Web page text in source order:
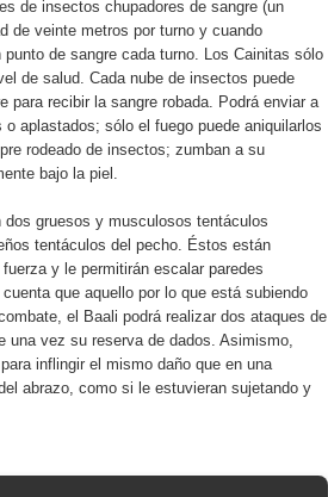
de insectos chupadores de sangre (un
de veinte metros por turno y cuando
de sangre cada turno. Los Cainitas sólo
de salud. Cada nube de insectos puede
para recibir la sangre robada. Podrá enviar a
aplastados; sólo el fuego puede aniquilarlos
rodeado de insectos; zumban a su
bajo la piel.
gruesos y musculosos tentáculos
tentáculos del pecho. Éstos están
y le permitirán escalar paredes
que aquello por lo que está subiendo
el Baali podrá realizar dos ataques de
una vez su reserva de dados. Asimismo,
inflingir el mismo daño que en una
abrazo, como si le estuvieran sujetando y